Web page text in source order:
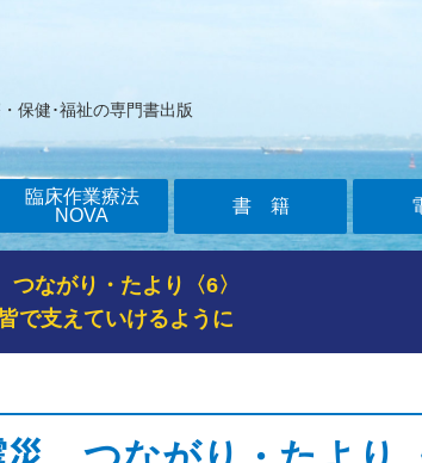
保健･福祉の専門書出版
臨床作業療法
NOVA
書籍
ながり・たより〈6〉
で支えていけるように